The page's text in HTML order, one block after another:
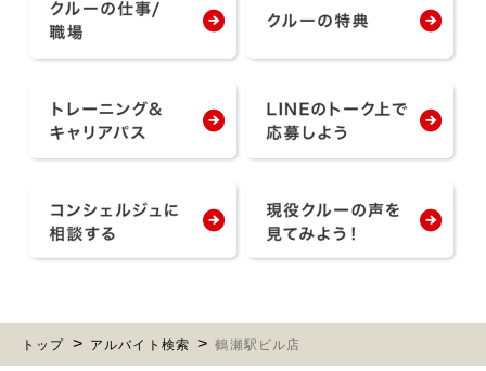
トップ アルバイト検索 鶴瀬駅ビル店